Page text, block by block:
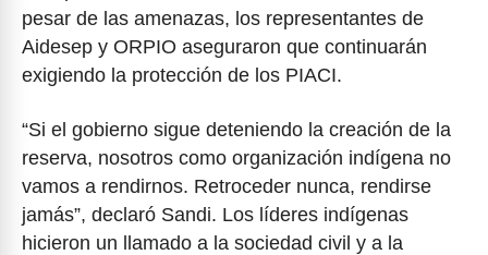
pesar de las amenazas, los representantes de
Aidesep y ORPIO aseguraron que continuarán
exigiendo la protección de los PIACI.
“Si el gobierno sigue deteniendo la creación de la
reserva, nosotros como organización indígena no
vamos a rendirnos. Retroceder nunca, rendirse
jamás”, declaró Sandi. Los líderes indígenas
hicieron un llamado a la sociedad civil y a la